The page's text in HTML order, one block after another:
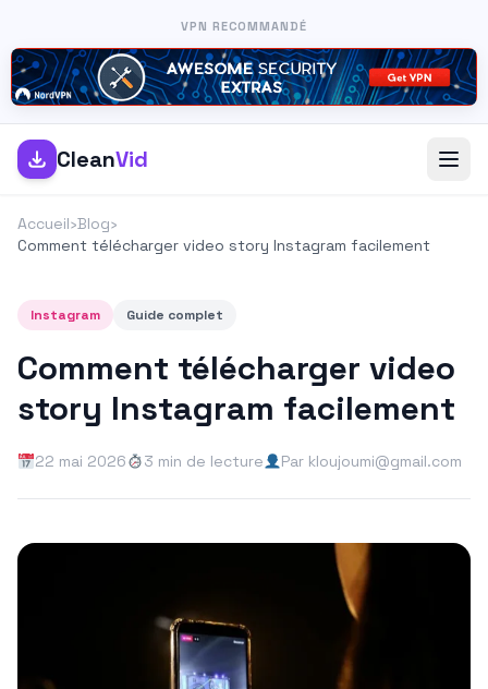
VPN RECOMMANDÉ
CleanVid
Accueil›Blog›
Comment télécharger video story Instagram facilement
Instagram Guide complet
Comment télécharger video
story Instagram facilement
22 mai 2026 3 min de lecture Par kloujoumi@gmail.com